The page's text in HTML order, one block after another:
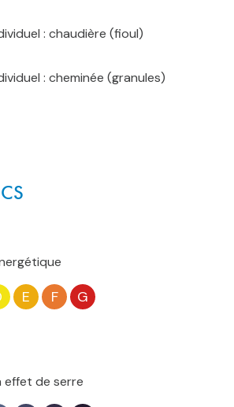
: chaudière (fioul)
: cheminée (granules)
E F G
effet de serre